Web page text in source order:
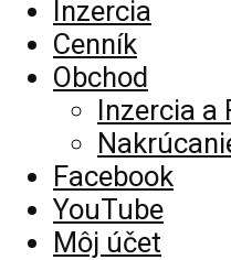
Inzercia
Cenník
Obchod
Inzercia a
Facebook
YouTube
Môj účet